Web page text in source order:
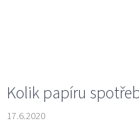
Kolik papíru
17.6.2020